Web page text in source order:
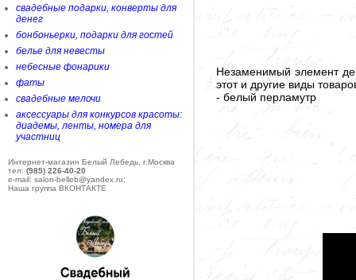
свадебные подарки, конверты для
денег
бонбоньерки, подарки для гостей
белье для невесты
небесные фонарики
фаты
свадебные мелочи
аксессуары для конкурсов красоты:
диадемы, ленты, номера для
участниц
Интернет-магазин Белый Лебедь, г.Москва
тел: (985) 226-40-20
e-mail: salon-belleb@yandex.ru;
Наша группа ВКОНТАКТЕ
Незаменимый элемент
этот и другие виды
- белый перламутр